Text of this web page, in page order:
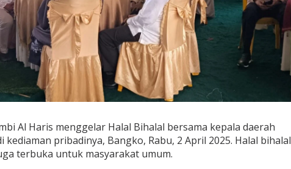
Al Haris menggelar Halal Bihalal bersama kepala daerah
kediaman pribadinya, Bangko, Rabu, 2 April 2025. Halal bihalal
terbuka untuk masyarakat umum.